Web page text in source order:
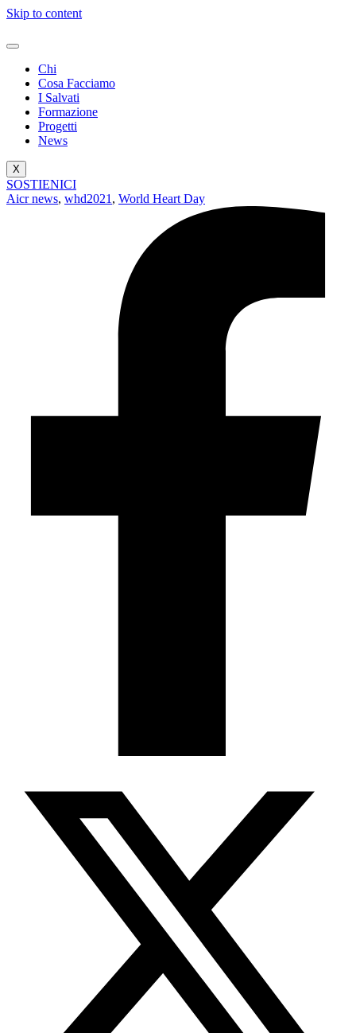
Skip to content
Chi
Cosa Facciamo
I Salvati
Formazione
Progetti
News
X
SOSTIENICI
Aicr news, whd2021 , World Heart Day